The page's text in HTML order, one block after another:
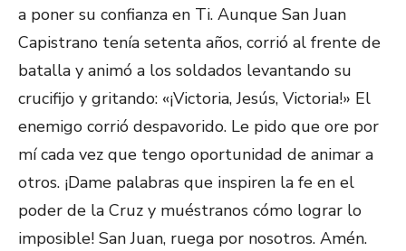
a poner su confianza en Ti. Aunque San Juan
Capistrano tenía setenta años, corrió al frente de
batalla y animó a los soldados levantando su
crucifijo y gritando: «¡Victoria, Jesús, Victoria!» El
enemigo corrió despavorido. Le pido que ore por
mí cada vez que tengo oportunidad de animar a
otros. ¡Dame palabras que inspiren la fe en el
poder de la Cruz y muéstranos cómo lograr lo
imposible! San Juan, ruega por nosotros. Amén.